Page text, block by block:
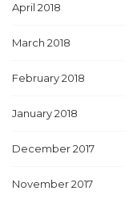
April 2018
March 2018
February 2018
January 2018
December 2017
November 2017